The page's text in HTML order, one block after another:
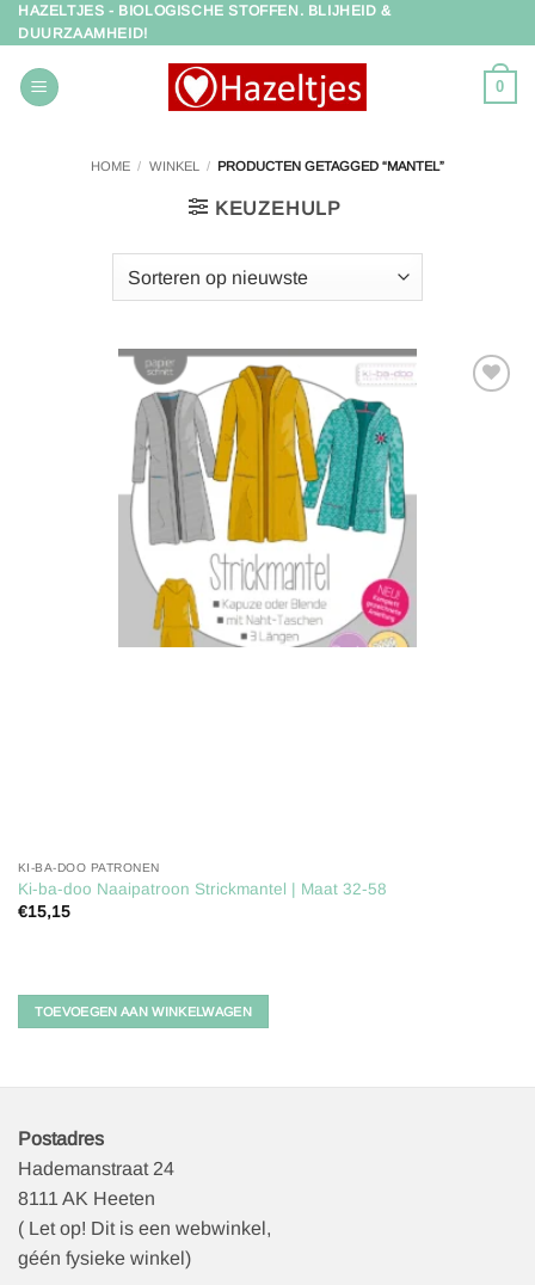
Ga
naar
inhoud
HAZELTJES - BIOLOGISCHE STOFFEN. BLIJHEID &
DUURZAAMHEID!
0
HOME / WINKEL / PRODUCTEN GETAGGED “MANTEL”
KEUZEHULP
KI-BA-DOO PATRONEN
Ki-ba-doo Naaipatroon Strickmantel | Maat 32-58
€15,15
TOEVOEGEN AAN WINKELWAGEN
Postadres
Hademanstraat 24
8111 AK Heeten
( Let op! Dit is een webwinkel,
géén fysieke winkel)